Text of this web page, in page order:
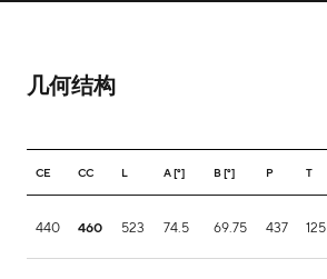
几何结构
CE CC L A [°] B [°] P T
440 460 523 74.5 69.75 437 125